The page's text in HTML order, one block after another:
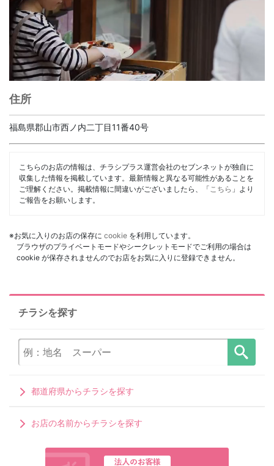
住所
福島県郡山市西ノ内二丁目11番40号
こちらのお店の情報は、チラシプラス運営会社のセブンネットが独自に
収集した情報を掲載しています。最新情報と異なる可能性があることを
ご理解ください。掲載情報に間違いがございましたら、「 こちら 」より
ご報告をお願いします。
※お気に入りのお店の保存に cookie を利用しています。
ブラウザのプライベートモードやシークレットモードでご利用の場合は
cookie が保存されませんのでお店をお気に入りに登録できません。
チラシを探す
都道府県からチラシを探す
お店の名前からチラシを探す